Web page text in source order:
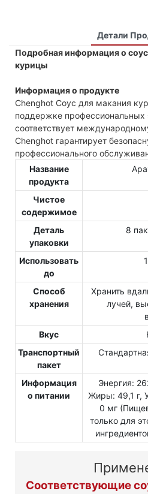
Детали
Подробная информация о
курицы
Информация о продукте
Chenghot Соус для макания
поддержке профессиональных
соответствует
Chenghot гарантирует
профессионального
Название
продукта
Чистое
содержимое
Деталь
упаковки
8
Использовать
до
Способ
хранения
Хранить
лучей,
Вкус
Транспортный
пакет
Информация
о питании
Энергия:
Жиры: 49,1 г,
0 мг
только для
Соответствующие